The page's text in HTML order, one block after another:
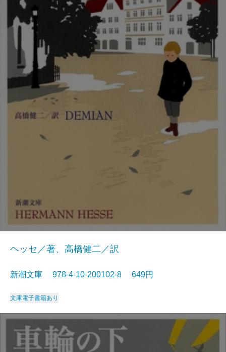
ヘッセ／著、高橋健二／訳
新潮文庫 978-4-10-200102-8 649円
文庫電子書籍あり